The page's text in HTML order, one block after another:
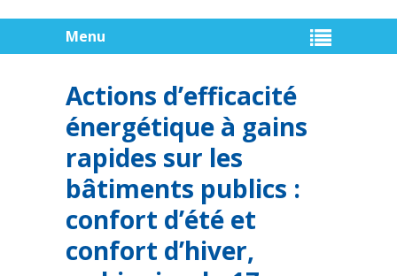
Menu
Actions d’efficacité
énergétique à gains
rapides sur les
bâtiments publics :
confort d’été et
confort d’hiver,